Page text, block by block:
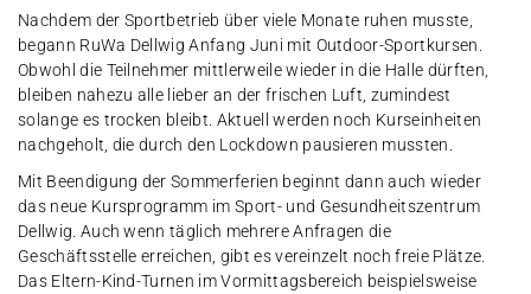
Nachdem der Sportbetrieb über viele Monate ruhen musste,
begann RuWa Dellwig Anfang Juni mit Outdoor-Sportkursen.
Obwohl die Teilnehmer mittlerweile wieder in die Halle dürften,
bleiben nahezu alle lieber an der frischen Luft, zumindest
solange es trocken bleibt. Aktuell werden noch Kurseinheiten
nachgeholt, die durch den Lockdown pausieren mussten.
Mit Beendigung der Sommerferien beginnt dann auch wieder
das neue Kursprogramm im Sport- und Gesundheitszentrum
Dellwig. Auch wenn täglich mehrere Anfragen die
Geschäftsstelle erreichen, gibt es vereinzelt noch freie Plätze.
Das Eltern-Kind-Turnen im Vormittagsbereich beispielsweise